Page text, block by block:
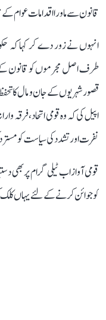
قانون سے ماورا اقدامات عوام کے
انہوں نے زور دے کر کہا کہ
طرف اصل مجرموں کو قانون
قصور شہریوں کے جان و مال کا
اپیل کی کہ وہ قومی اتحاد، فرقہ
نفرت اور تشدد کی سیاست کو
قومی آواز اب ٹیلی گرام پر
کو جوائن کرنے کے لئے یہاں